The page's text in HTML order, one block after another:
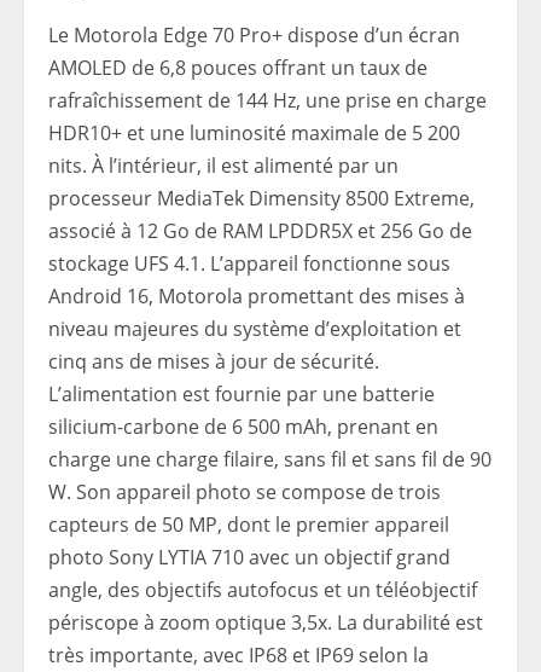
Le Motorola Edge 70 Pro+ dispose d’un écran
AMOLED de 6,8 pouces offrant un taux de
rafraîchissement de 144 Hz, une prise en charge
HDR10+ et une luminosité maximale de 5 200
nits. À l’intérieur, il est alimenté par un
processeur MediaTek Dimensity 8500 Extreme,
associé à 12 Go de RAM LPDDR5X et 256 Go de
stockage UFS 4.1. L’appareil fonctionne sous
Android 16, Motorola promettant des mises à
niveau majeures du système d’exploitation et
cinq ans de mises à jour de sécurité.
L’alimentation est fournie par une batterie
silicium-carbone de 6 500 mAh, prenant en
charge une charge filaire, sans fil et sans fil de 90
W. Son appareil photo se compose de trois
capteurs de 50 MP, dont le premier appareil
photo Sony LYTIA 710 avec un objectif grand
angle, des objectifs autofocus et un téléobjectif
périscope à zoom optique 3,5x. La durabilité est
très importante, avec IP68 et IP69 selon la